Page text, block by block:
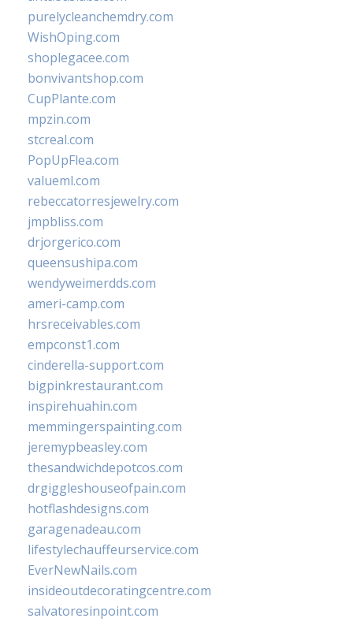
purelycleanchemdry.com
WishOping.com
shoplegacee.com
bonvivantshop.com
CupPlante.com
mpzin.com
stcreal.com
PopUpFlea.com
valueml.com
rebeccatorresjewelry.com
jmpbliss.com
drjorgerico.com
queensushipa.com
wendyweimerdds.com
ameri-camp.com
hrsreceivables.com
empconst1.com
cinderella-support.com
bigpinkrestaurant.com
inspirehuahin.com
memmingerspainting.com
jeremypbeasley.com
thesandwichdepotcos.com
drgiggleshouseofpain.com
hotflashdesigns.com
garagenadeau.com
lifestylechauffeurservice.com
EverNewNails.com
insideoutdecoratingcentre.com
salvatoresinpoint.com